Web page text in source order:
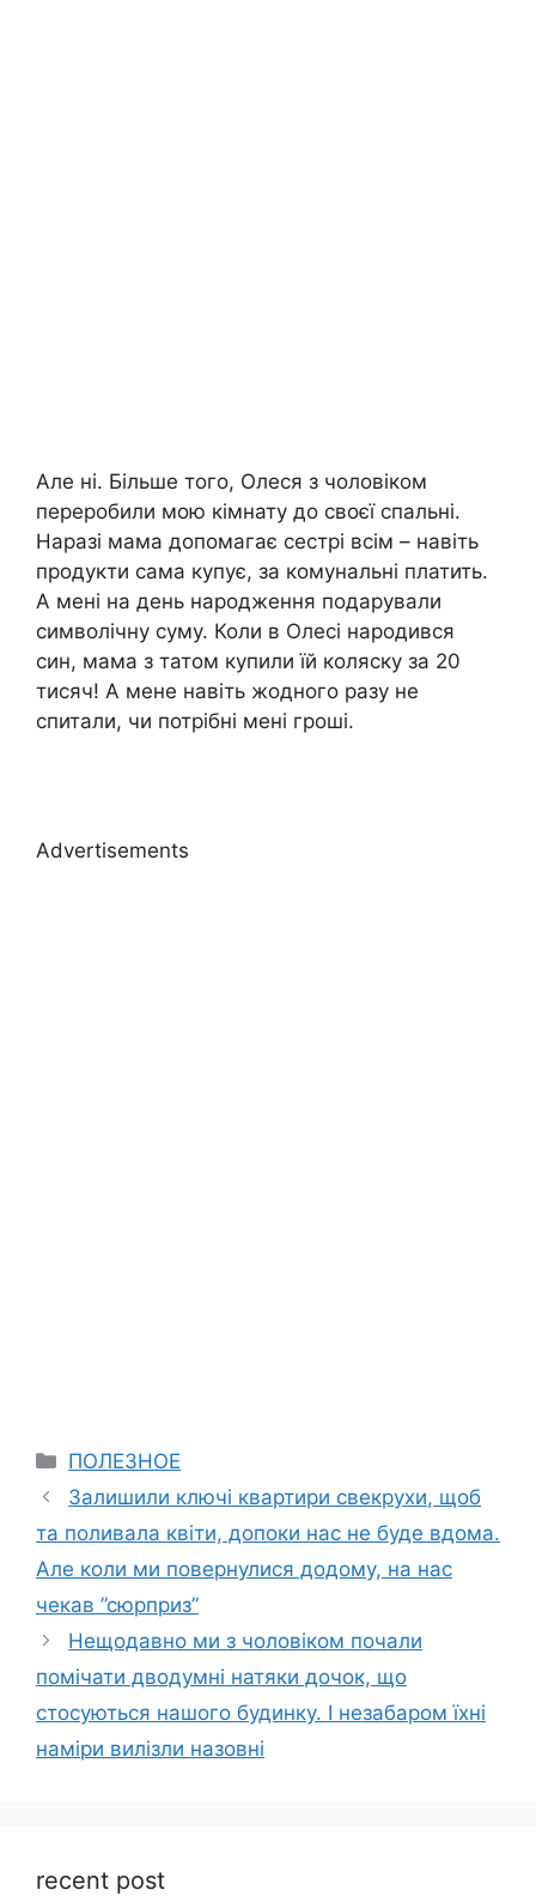
Але ні. Більше того, Олеся з чоловіком
переробили мою кімнату до своєї спальні.
Наразі мама допомагає сестрі всім – навіть
продукти сама купує, за комунальні платить.
А мені на день народження подарували
символічну суму. Коли в Олесі народився
син, мама з татом купили їй коляску за 20
тисяч! А мене навіть жодного разу не
спитали, чи потрібні мені гроші.
Advertisements
Categories
ПОЛЕЗНОЕ
Залишили ключі квартири свекрухи, щоб
та поливала квіти, допоки нас не буде вдома.
Але коли ми повернулися додому, на нас
чекав ”сюрприз”
Нещодавно ми з чоловіком почали
помічати дводумні натяки дочок, що
стосуються нашого будинку. І незабаром їхні
наміри вилізли назовні
recent post